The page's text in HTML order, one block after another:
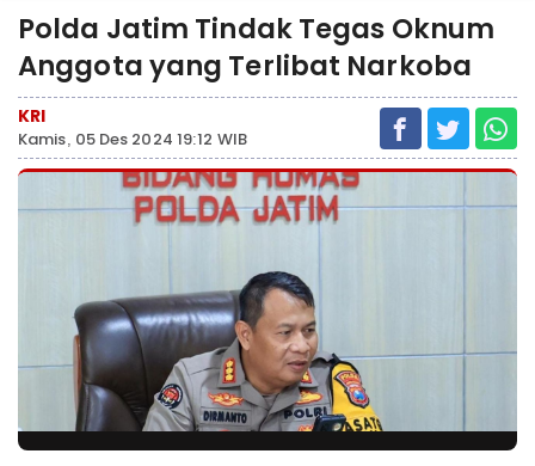
Polda Jatim Tindak Tegas Oknum
Anggota yang Terlibat Narkoba
KRI
Kamis, 05 Des 2024 19:12 WIB